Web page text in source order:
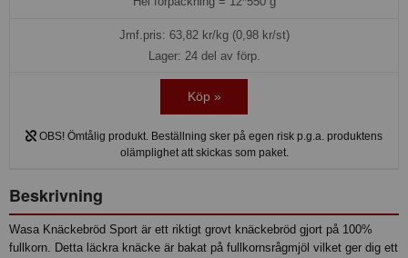
Jmf.pris: 63,82kr/kg (0,98 kr/st)
Lager: 24 del av förp.
Köp »
OBS! Ömtålig produkt. Beställning sker på egen risk p.g.a. produktens
olämplighet att skickas som paket.
Beskrivning
Wasa Knäckebröd Sport är ett riktigt grovt knäckebröd gjort på 100%
fullkorn. Detta läckra knäcke är bakat på fullkornsrågmjöl vilket ger dig ett